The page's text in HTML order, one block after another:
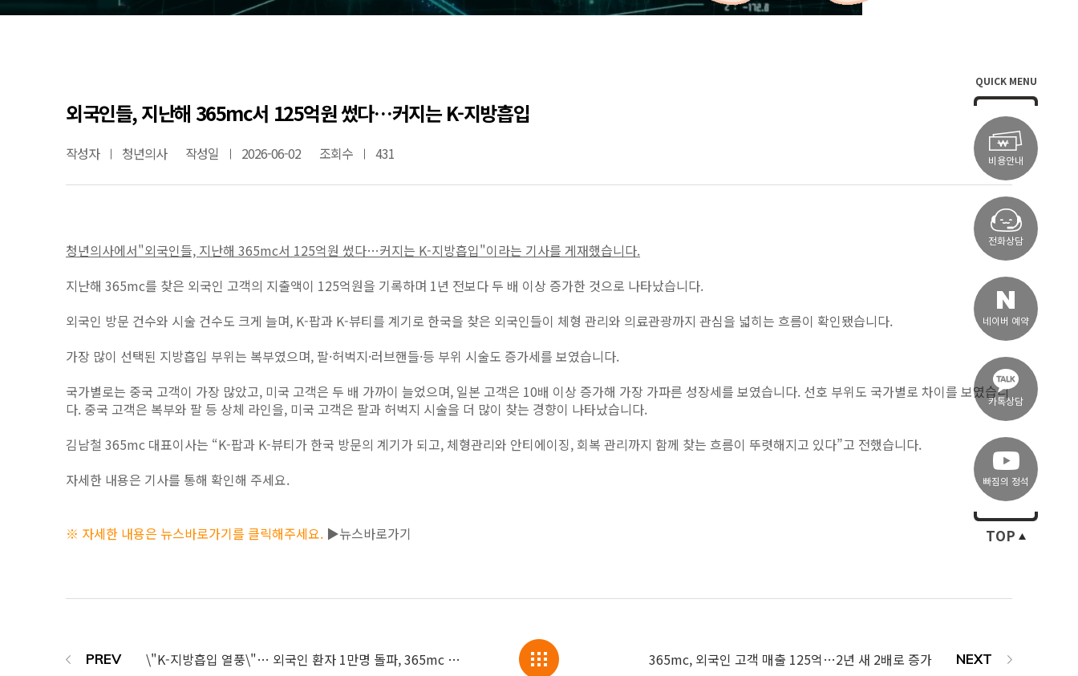
외국인들, 지난해 365mc서 125억원 썼다…커지는 K-지방흡입
작성자 청년의사 작성일 2026-06-02 조회수 431
청년의사에서"외국인들, 지난해 365mc서 125억원 썼다…커지는 K-지방흡입"이라는 기사를 게재했습니다.
지난해 365mc를 찾은 외국인 고객의 지출액이 125억원을 기록하며 1년 전보다 두 배 이상 증가한 것으로 나타났습니다.
외국인 방문 건수와 시술 건수도 크게 늘며, K-팝과 K-뷰티를 계기로 한국을 찾은 외국인들이 체형 관리와 의료관광까지 관심을 넓히는 흐름이 확인됐습니다.
가장 많이 선택된 지방흡입 부위는 복부였으며, 팔·허벅지·러브핸들·등 부위 시술도 증가세를 보였습니다.
국가별로는 중국 고객이 가장 많았고, 미국 고객은 두 배 가까이 늘었으며, 일본 고객은 10배 이상 증가해 가장 가파른 성장세를 보였습니다. 선호 부위도 국가별로 차이를 보였습니
다. 중국 고객은 복부와 팔 등 상체 라인을, 미국 고객은 팔과 허벅지 시술을 더 많이 찾는 경향이 나타났습니다.
김남철 365mc 대표이사는 “K-팝과 K-뷰티가 한국 방문의 계기가 되고, 체형관리와 안티에이징, 회복 관리까지 함께 찾는 흐름이 뚜렷해지고 있다”고 전했습니다.
자세한 내용은 기사를 통해 확인해 주세요.
※ 자세한 내용은 뉴스바로가기를 클릭해주세요. ▶뉴스바로가기
\"K-지방흡입 열풍\"… 외국인 환자 1만명 돌파, 365mc 매출 125억원 365mc, 외국인 고객 매출 125억…2년 새 2배로 증가
QUICK MENU
비용안내
전화상담
네이버 예약
카톡상담
빠짐의 정석
TOP